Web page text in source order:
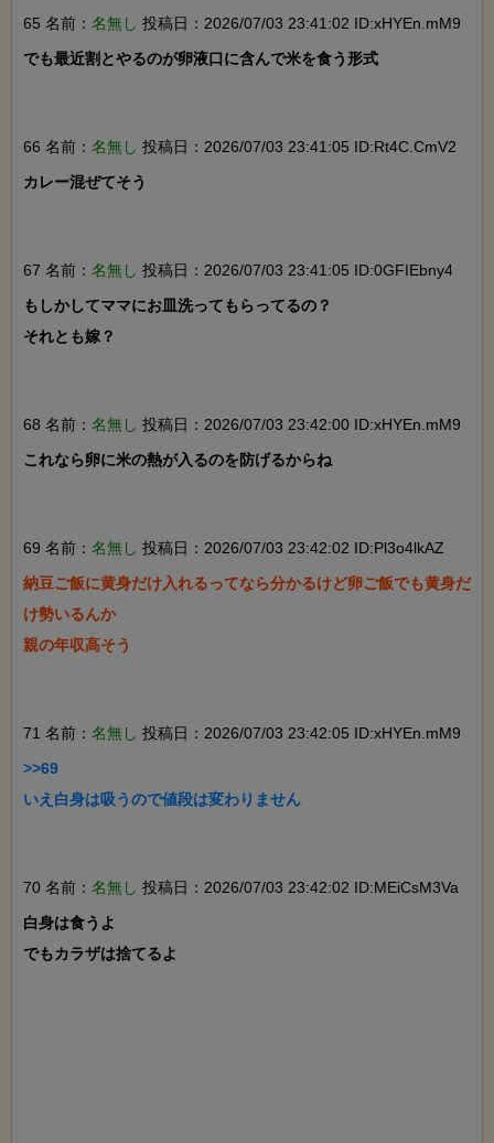
65 名前： 名無し 投稿日：2026/07/03 23:41:02 ID:xHYEn.mM9
でも最近割とやるのが卵液口に含んで米を食う形式
66 名前： 名無し 投稿日：2026/07/03 23:41:05 ID:Rt4C.CmV2
カレー混ぜてそう
67 名前： 名無し 投稿日：2026/07/03 23:41:05 ID:0GFIEbny4
もしかしてママにお皿洗ってもらってるの？
それとも嫁？
68 名前： 名無し 投稿日：2026/07/03 23:42:00 ID:xHYEn.mM9
これなら卵に米の熱が入るのを防げるからね
69 名前： 名無し 投稿日：2026/07/03 23:42:02 ID:Pl3o4lkAZ
納豆ご飯に黄身だけ入れるってなら分かるけど卵ご飯でも黄身だ
け勢いるんか
親の年収高そう
71 名前： 名無し 投稿日：2026/07/03 23:42:05 ID:xHYEn.mM9
>>69
いえ白身は吸うので値段は変わりません
70 名前： 名無し 投稿日：2026/07/03 23:42:02 ID:MEiCsM3Va
白身は食うよ
でもカラザは捨てるよ